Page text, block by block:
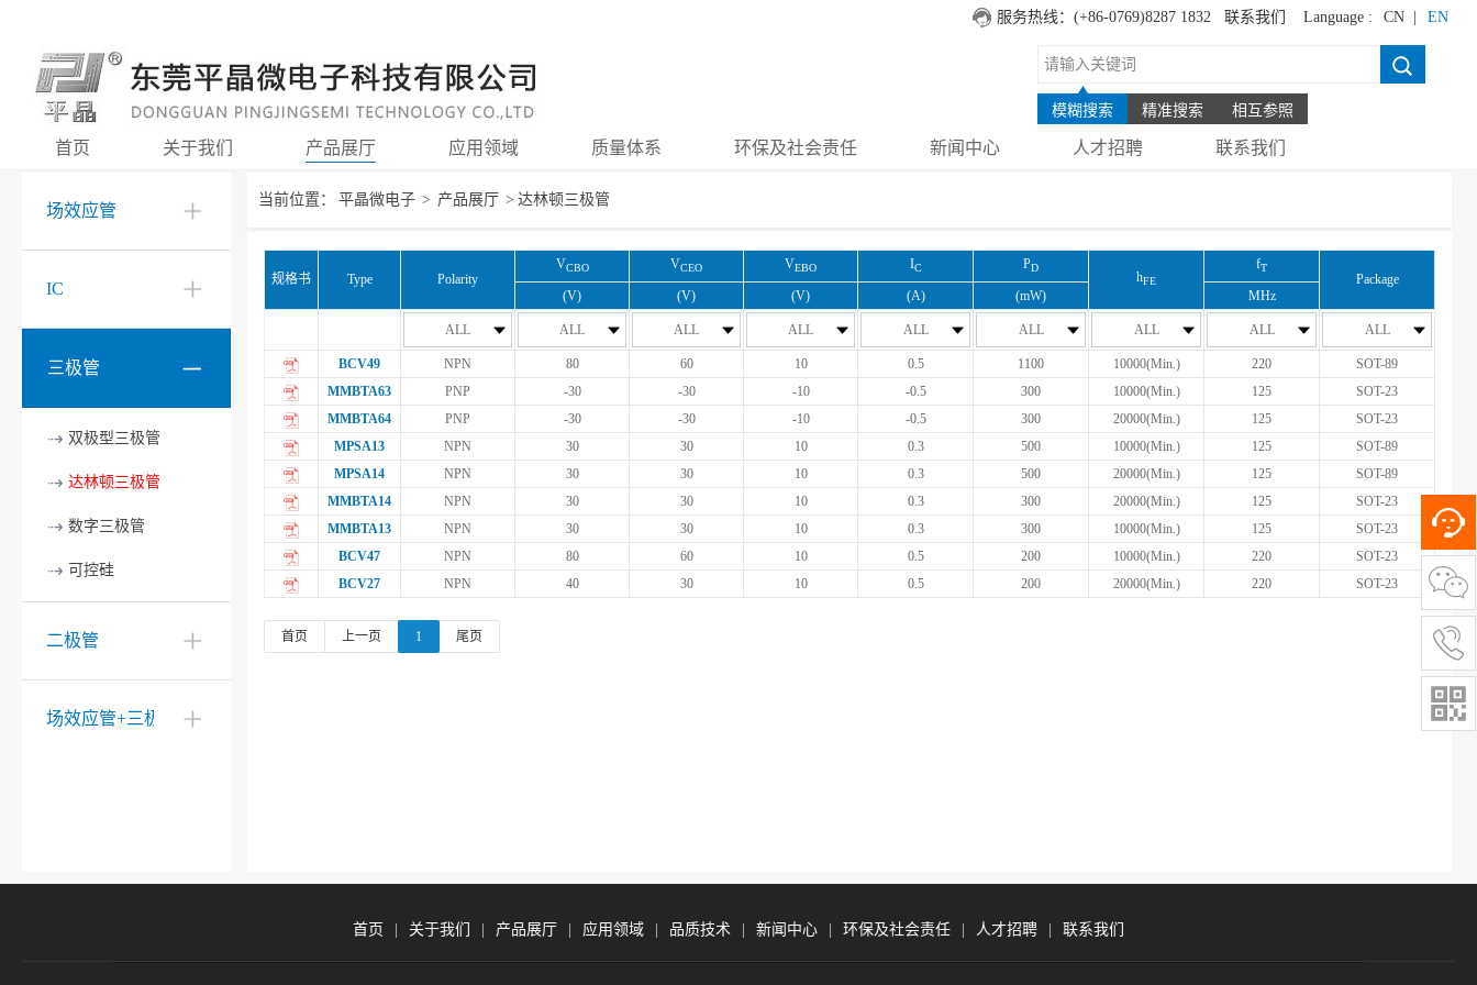
服务热线：(+86-0769)8287 1832 联系我们 Language : CN | EN
模糊搜索 精准搜索 相互参照
首页 关于我们 产品展厅 应用领域 质量体系 环保及社会责任 新闻中心 人才招聘 联系我们
场效应管
IC
三极管
双极型三极管
达林顿三极管
数字三极管
可控硅
二极管
场效应管+三极管
当前位置： 平晶微电子 > 产品展厅 > 达林顿三极管
规格书 Type Polarity
VCBO VCEO VEBO IC PD
hFE
fT
Package
(V)
(V) (V) (A) (mW) MHz
ALL ALL ALL ALL ALL ALL ALL ALL ALL
BCV49 NPN 80 60 10 0.5 1100 10000(Min.) 220
SOT-89
MMBTA63
PNP -30 -30 -10 -0.5 300 10000(Min.) 125
SOT-23
MMBTA64
PNP -30 -30 -10 -0.5 300 20000(Min.) 125
SOT-23
MPSA13
NPN 30 30 10 0.3 500 10000(Min.) 125
SOT-89
MPSA14
NPN 30 30 10 0.3 500 20000(Min.) 125
SOT-89
MMBTA14
NPN 30 30 10 0.3 300 20000(Min.) 125
SOT-23
MMBTA13
NPN 30 30 10 0.3 300 10000(Min.) 125
SOT-23
BCV47
NPN 80 60 10 0.5 200 10000(Min.) 220
SOT-23
BCV27
NPN 40 30 10 0.5 200 20000(Min.) 220 SOT-23
首页 上一页 1 尾页
首页 关于我们 产品展厅 应用领域 品质技术 新闻中心 环保及社会责任 人才招聘 联系我们